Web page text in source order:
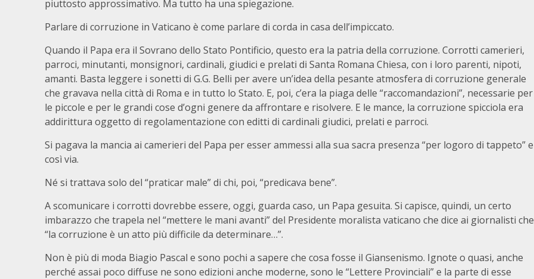
piuttosto approssimativo. Ma tutto ha una spiegazione.
Parlare di corruzione in Vaticano è come parlare di corda in casa dell’impiccato.
Quando il Papa era il Sovrano dello Stato Pontificio, questo era la patria della corruzione. Corrotti camerieri,
parroci, minutanti, monsignori, cardinali, giudici e prelati di Santa Romana Chiesa, con i loro parenti, nipoti,
amanti. Basta leggere i sonetti di G.G. Belli per avere un’idea della pesante atmosfera di corruzione generale
che gravava nella città di Roma e in tutto lo Stato. E, poi, c’era la piaga delle “raccomandazioni”, necessarie per
le piccole e per le grandi cose d’ogni genere da affrontare e risolvere. E le mance, la corruzione spicciola era
addirittura oggetto di regolamentazione con editti di cardinali giudici, prelati e parroci.
Si pagava la mancia ai camerieri del Papa per esser ammessi alla sua sacra presenza “per logoro di tappeto” e
così via.
Né si trattava solo del “praticar male” di chi, poi, “predicava bene”.
A scomunicare i corrotti dovrebbe essere, oggi, guarda caso, un Papa gesuita. Si capisce, quindi, un certo
imbarazzo che trapela nel “mettere le mani avanti” del Presidente moralista vaticano che dice ai giornalisti che
“la corruzione è un atto più difficile da determinare…”.
Non è più di moda Biagio Pascal e sono pochi a sapere che cosa fosse il Giansenismo. Ignote o quasi, anche
perché assai poco diffuse ne sono edizioni anche moderne, sono le “Lettere Provinciali” e la parte di esse